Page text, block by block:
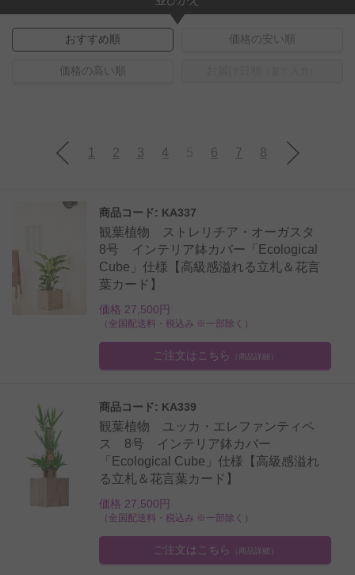
おすすめ順 価格の安い順
価格の高い順
1 2 3 4 6 7 8
商品コード: KA337
観葉植物 ストレリチア・オーガスタ
8号 インテリア鉢カバー「Ecological
Cube」仕様【高級感溢れる立札＆花言
葉カード】
価格 27,500円
（全国配送料・税込み ※一部除く）
ご注文はこちら （商品詳細）
商品コード: KA339
観葉植物 ユッカ・エレファンティペ
ス 8号 インテリア鉢カバー
「Ecological Cube」仕様【高級感溢れ
る立札＆花言葉カード】
価格 27,500円
（全国配送料・税込み ※一部除く）
ご注文はこちら （商品詳細）